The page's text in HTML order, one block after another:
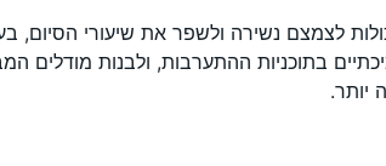
לצמצם נשירה ולשפר את שיעורי הסיום,
בתוכניות ההתערבות, ולבנות מודלים
יותר.